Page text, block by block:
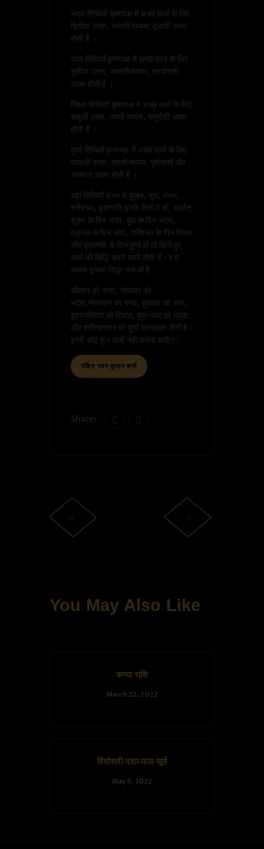
भद्रा तिथियाँ कृष्णपक्ष में अच्छे कार्य के लिए
द्वितीया उत्तम, सप्तमी मध्यम, द्वादशी अधम
होती है ।
जया तिथियाँ कृष्णपक्ष में अच्छे कार्य के लिए
तृतीया उत्तम, अष्टमी मध्यम, त्रयोदशी
अधम होती है ।
रिक्ता तिथियाँ कृष्णपक्ष में अच्छे कार्य के लिए
चतुर्थी उत्तम, नवमी मध्यम, चतुर्दशी अधम
होती है ।
पूर्णा तिथियाँ कृष्णपक्ष में अच्छे कार्य के लिए
पञ्चमी उत्तम, दशमी मध्यम, पूर्णमासी और
अमावस अधम होती है ।
यही तिथियाँ क्रम से शुक्र, बुध, मंगल,
शनैश्चर, बृहस्पति इनके दिनों में हों, अर्थात्
शुक्र के दिन नन्दा, बुध के दिन भद्रा,
मङ्गल के दिन जया, शनैश्चर के दिन रिक्ता
और बृहस्पति के दिन पूर्णा हो तो किये हुए
कार्य की सिद्धि करने वाली होती हैं। इस
कारण इनका सिद्धा नाम भी है
रविवार को नन्दा, सोमवार को
भद्रा,मंगलवार को नन्दा, बुधवार को जया,
बृहस्पतिवार को रिक्ता, शुक्रवार को भद्रा
और शनैश्चरवार को पूर्णा मृतसंज्ञक होती है।
इनमें कोई शुभ कार्य नही करना चाहिए।
पंडित पवन कुमार शर्मा
Share:
You May Also Like
कन्या राशि
March 22, 2022
विंशोत्तरी-दशा-फल-सूर्य
May 9, 2022